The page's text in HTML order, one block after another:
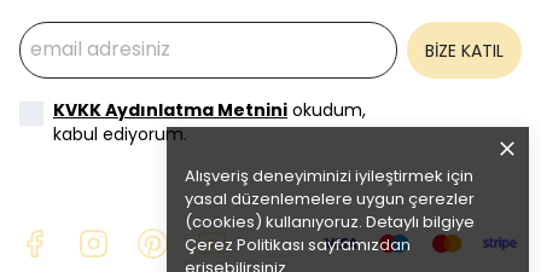
Alışveriş deneyiminizi iyileştirmek için
yasal düzenlemelere uygun çerezler
(cookies) kullanıyoruz. Detaylı bilgiye
Çerez Politikası sayfamızdan
BİZE KATIL
KVKK Aydınlatma Metnini okudum,
kabul ediyorum.